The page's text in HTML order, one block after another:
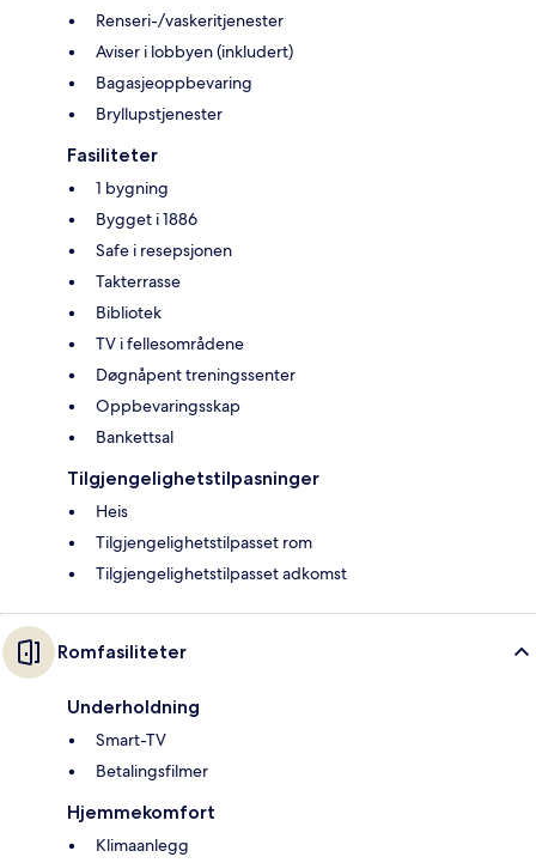
Renseri-/vaskeritjenester
Aviser i lobbyen (inkludert)
Bagasjeoppbevaring
Bryllupstjenester
Fasiliteter
1 bygning
Bygget i 1886
Safe i resepsjonen
Takterrasse
Bibliotek
TV i fellesområdene
Døgnåpent treningssenter
Oppbevaringsskap
Bankettsal
Tilgjengelighetstilpasninger
Heis
Tilgjengelighetstilpasset rom
Tilgjengelighetstilpasset adkomst
Romfasiliteter
Underholdning
Smart-TV
Betalingsfilmer
Hjemmekomfort
Klimaanlegg